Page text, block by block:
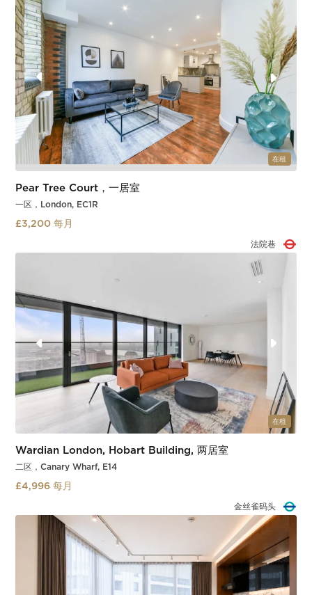
在租
Pear Tree Court，一居室
一区，London, EC1R
£3,200 每月
法灵顿
在租
Wardian London, Hobart Building, 两居室
二区，Canary Wharf, E14
£4,996 每月
喜朗船坞
Slide 3 of 5.